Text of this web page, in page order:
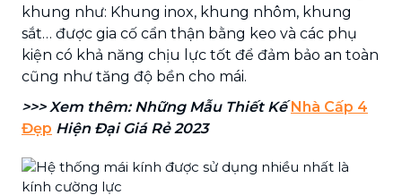
khung như: Khung inox, khung nhôm, khung
sắt… được gia cố cẩn thận bằng keo và các phụ
kiện có khả năng chịu lực tốt để đảm bảo an toàn
cũng như tăng độ bền cho mái.
>>> Xem thêm: Những Mẫu Thiết KếNhà Cấp 4
Đẹp Hiện Đại Giá Rẻ 2023